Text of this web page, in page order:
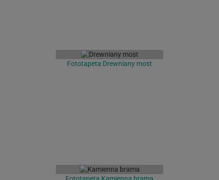
Fototapeta Drewniany most